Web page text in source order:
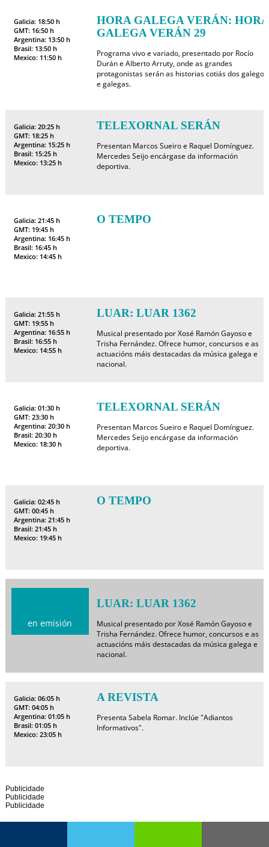
Galicia: 18:50 h
GMT: 16:50 h
Argentina: 13:50 h
Brasil: 13:50 h
Mexico: 11:50 h
HORA GALEGA VERÁN: HORA
GALEGA VERÁN 29
Programa vivo e variado, presentado por Rocío
Durán e Alberto Arruty, onde as grandes
protagonistas serán as historias cotiás dos galegos
e galegas.
Galicia: 20:25 h
GMT: 18:25 h
Argentina: 15:25 h
Brasil: 15:25 h
Mexico: 13:25 h
TELEXORNAL SERÁN
Presentan Marcos Sueiro e Raquel Domínguez.
Mercedes Seijo encárgase da información
deportiva.
Galicia: 21:45 h
GMT: 19:45 h
Argentina: 16:45 h
Brasil: 16:45 h
Mexico: 14:45 h
O TEMPO
Galicia: 21:55 h
GMT: 19:55 h
Argentina: 16:55 h
Brasil: 16:55 h
Mexico: 14:55 h
LUAR: LUAR 1362
Musical presentado por Xosé Ramón Gayoso e
Trisha Fernández. Ofrece humor, concursos e as
actuacións máis destacadas da música galega e
nacional.
Galicia: 01:30 h
GMT: 23:30 h
Argentina: 20:30 h
Brasil: 20:30 h
Mexico: 18:30 h
TELEXORNAL SERÁN
Presentan Marcos Sueiro e Raquel Domínguez.
Mercedes Seijo encárgase da información
deportiva.
Galicia: 02:45 h
GMT: 00:45 h
Argentina: 21:45 h
Brasil: 21:45 h
Mexico: 19:45 h
O TEMPO
en emisión
LUAR: LUAR 1362
Musical presentado por Xosé Ramón Gayoso e
Trisha Fernández. Ofrece humor, concursos e as
actuacións máis destacadas da música galega e
nacional.
Galicia: 06:05 h
GMT: 04:05 h
Argentina: 01:05 h
Brasil: 01:05 h
Mexico: 23:05 h
A REVISTA
Presenta Sabela Romar. Inclúe "Adiantos
Informativos".
Publicidade
Publicidade
Publicidade